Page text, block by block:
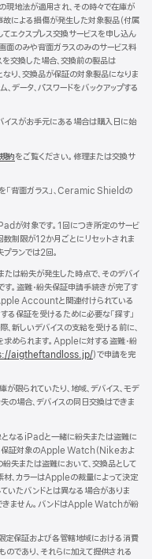
現地法が適用され、その時々で在庫が
故による損傷が発生した対象製品（付属
エクスプレス交換サービスを申し込ん
面のみや背面ガラスのみのサービス料
を交換した場合、交換前の製品は
り、交換品が保証の対象製品になりま
データ、パスワードをバックアップする
イスがお手元にある場合は購入日に始
規約（新
イ
ド
ウ
で
き
ま
す）
をご覧ください。修理または交換サ
背面ガラス」、Ceramic Shieldの
が対象です。1回につき所定のサービ
数制限が12か月ごとにリセットされま
ランでは2回。
たは紛失が発生した時点で、そのデバイ
す。盗難・紛失保証申請手続きが完了す
Apple Accountと関連付けられている
る保証を受けるために必要な「探す」
新しいデバイスの支給を受ける前に、
求められます。Appleに対する盗難・紛
aigtheftandloss.jp/）で申請を完
限られていたり、地域、デバイス、モデ
の場合、デバイスの同日交換はできま
なるiPadと一緒に紛失または盗難に
。保証対象のApple Watch（Nikeおよ
または盗難において、交換品として
材、カラーはAppleの裁量によって決定
たバンドとは異なる場合がありま
きません。バンドはApple Watchが紛
保証および各管轄地域における消費
であり、それらに加えて提供される